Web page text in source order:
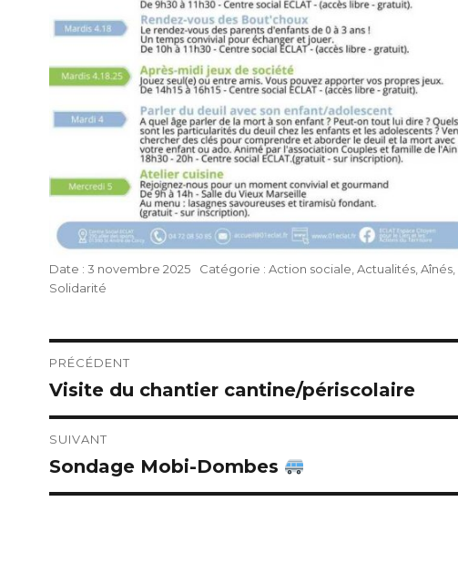
Publié
le
3 novembre 2025 Catégories
Action sociale,Actualités,Aînés,
Solidarité
Navigation
de
l’article
PRÉCÉDENT
Publication
précédente :
Visite du chantier cantine/périscolaire
SUIVANT
Publication
suivante :
Sondage Mobi-Dombes